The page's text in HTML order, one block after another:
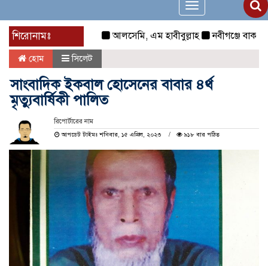
Toggle
navigation
শিরোনামঃ আলসেমি, এম হাবীবুল্লাহ নবীগঞ্জে
হোম সিলেট
সাংবাদিক ইকবাল হোসেনের বাবার ৪র্থ
মৃত্যুবার্ষিকী পালিত
রিপোর্টারের নাম
আপডেট টাইমঃ শনিবার, ১৫ এপ্রিল, ২০২৩
৯১৮ বার পঠিত